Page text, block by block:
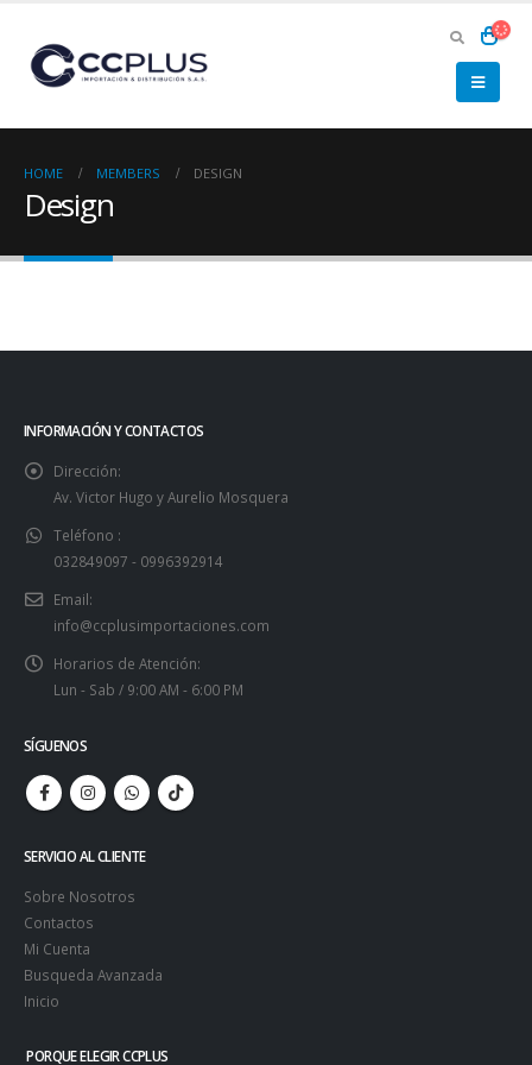
HOME MEMBERS DESIGN
Design
INFORMACIÓN Y CONTACTOS
Dirección:
Av. Victor Hugo y Aurelio Mosquera
Teléfono :
032849097 - 0996392914
Email:
info@ccplusimportaciones.com
Horarios de Atención:
Lun - Sab / 9:00 AM - 6:00 PM
SÍGUENOS
SERVICIO AL CLIENTE
Sobre Nosotros
Contactos
Mi Cuenta
Busqueda Avanzada
Inicio
PORQUE ELEGIR CCPLUS